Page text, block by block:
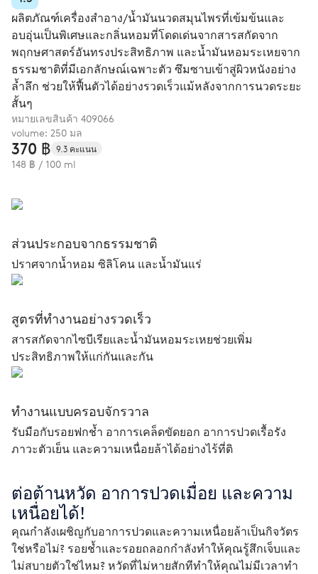
ผลิตภัณฑ์เครื่องสำอาง/น้ำมันนวดสมุนไพรที่เข้มข้นและ
อบอุ่นเป็นพิเศษและกลิ่นหอมที่โดดเด่นจากสารสกัดจาก
พฤกษศาสตร์อันทรงประสิทธิภาพ และน้ำมันหอมระเหยจาก
ธรรมชาติที่มีเอกลักษณ์เฉพาะตัว ซึมซาบเข้าสู่ผิวหนังอย่าง
ล้ำลึก ช่วยให้ฟื้นตัวได้อย่างรวดเร็วแม้หลังจากการนวดระยะ
สั้นๆ
หมายเลขสินค้า 409066
volume: 250 มล
370 ฿ 9.3 คะแนน
148 ฿ / 100 ml
ส่วนประกอบจากธรรมชาติ
ปราศจากน้ำหอม ซิลิโคน และน้ำมันแร่
สูตรที่ทำงานอย่างรวดเร็ว
สารสกัดจากไซบีเรียและน้ำมันหอมระเหยช่วยเพิ่ม
ประสิทธิภาพให้แก่กันและกัน
ทำงานแบบครอบจักรวาล
รับมือกับรอยฟกช้ำ อาการเคล็ดขัดยอก อาการปวดเรื้อรัง
ภาวะตัวเย็น และความเหนื่อยล้าได้อย่างไร้ที่ติ
ต่อต้านหวัด อาการปวดเมื่อย และความ
เหนื่อยได้!
คุณกำลังเผชิญกับอาการปวดและความเหนื่อยล้าเป็นกิจวัตร
ใช่หรือไม่? รอยช้ำและรอยถลอกกำลังทำให้คุณรู้สึกเจ็บและ
ไม่สบายตัวใช่ไหม? หวัดที่ไม่หายสักทีทำให้คุณไม่มีเวลาทำ